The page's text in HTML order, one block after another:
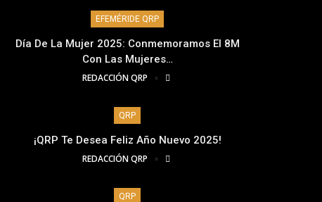
EFEMÉRIDE QRP
Día De La Mujer 2025: Conmemoramos El 8M
Con Las Mujeres…
REDACCIÓN QRP
QRP
¡QRP Te Desea Feliz Año Nuevo 2025!
REDACCIÓN QRP
QRP